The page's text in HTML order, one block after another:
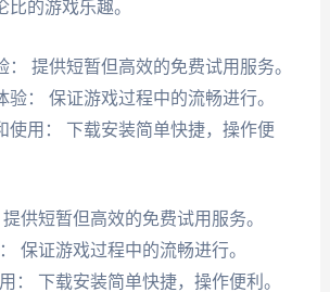
的游戏乐趣。
： 提供短暂但高效的免费试用服务。
验： 保证游戏过程中的流畅进行。
使用： 下载安装简单快捷，操作便
供短暂但高效的免费试用服务。
保证游戏过程中的流畅进行。
： 下载安装简单快捷，操作便利。